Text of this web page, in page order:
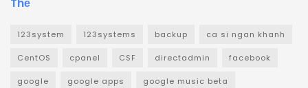
123system 123systems backup ca si ngan khanh
CentOS cpanel CSF directadmin facebook
google google apps google music beta